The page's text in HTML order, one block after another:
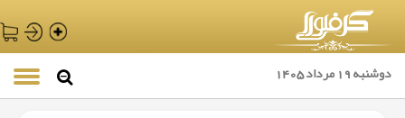
دوشنبه 19 مرداد 1405